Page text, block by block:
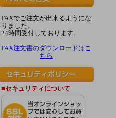
FAXでご注文が出来るようにな
りました。
24時間受付しております。
FAX注文書のダウンロードはこ
ちら
■セキュリティについて